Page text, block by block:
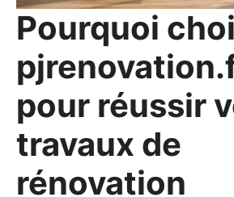
Pourquoi
pour réussir
travaux de
rénovation